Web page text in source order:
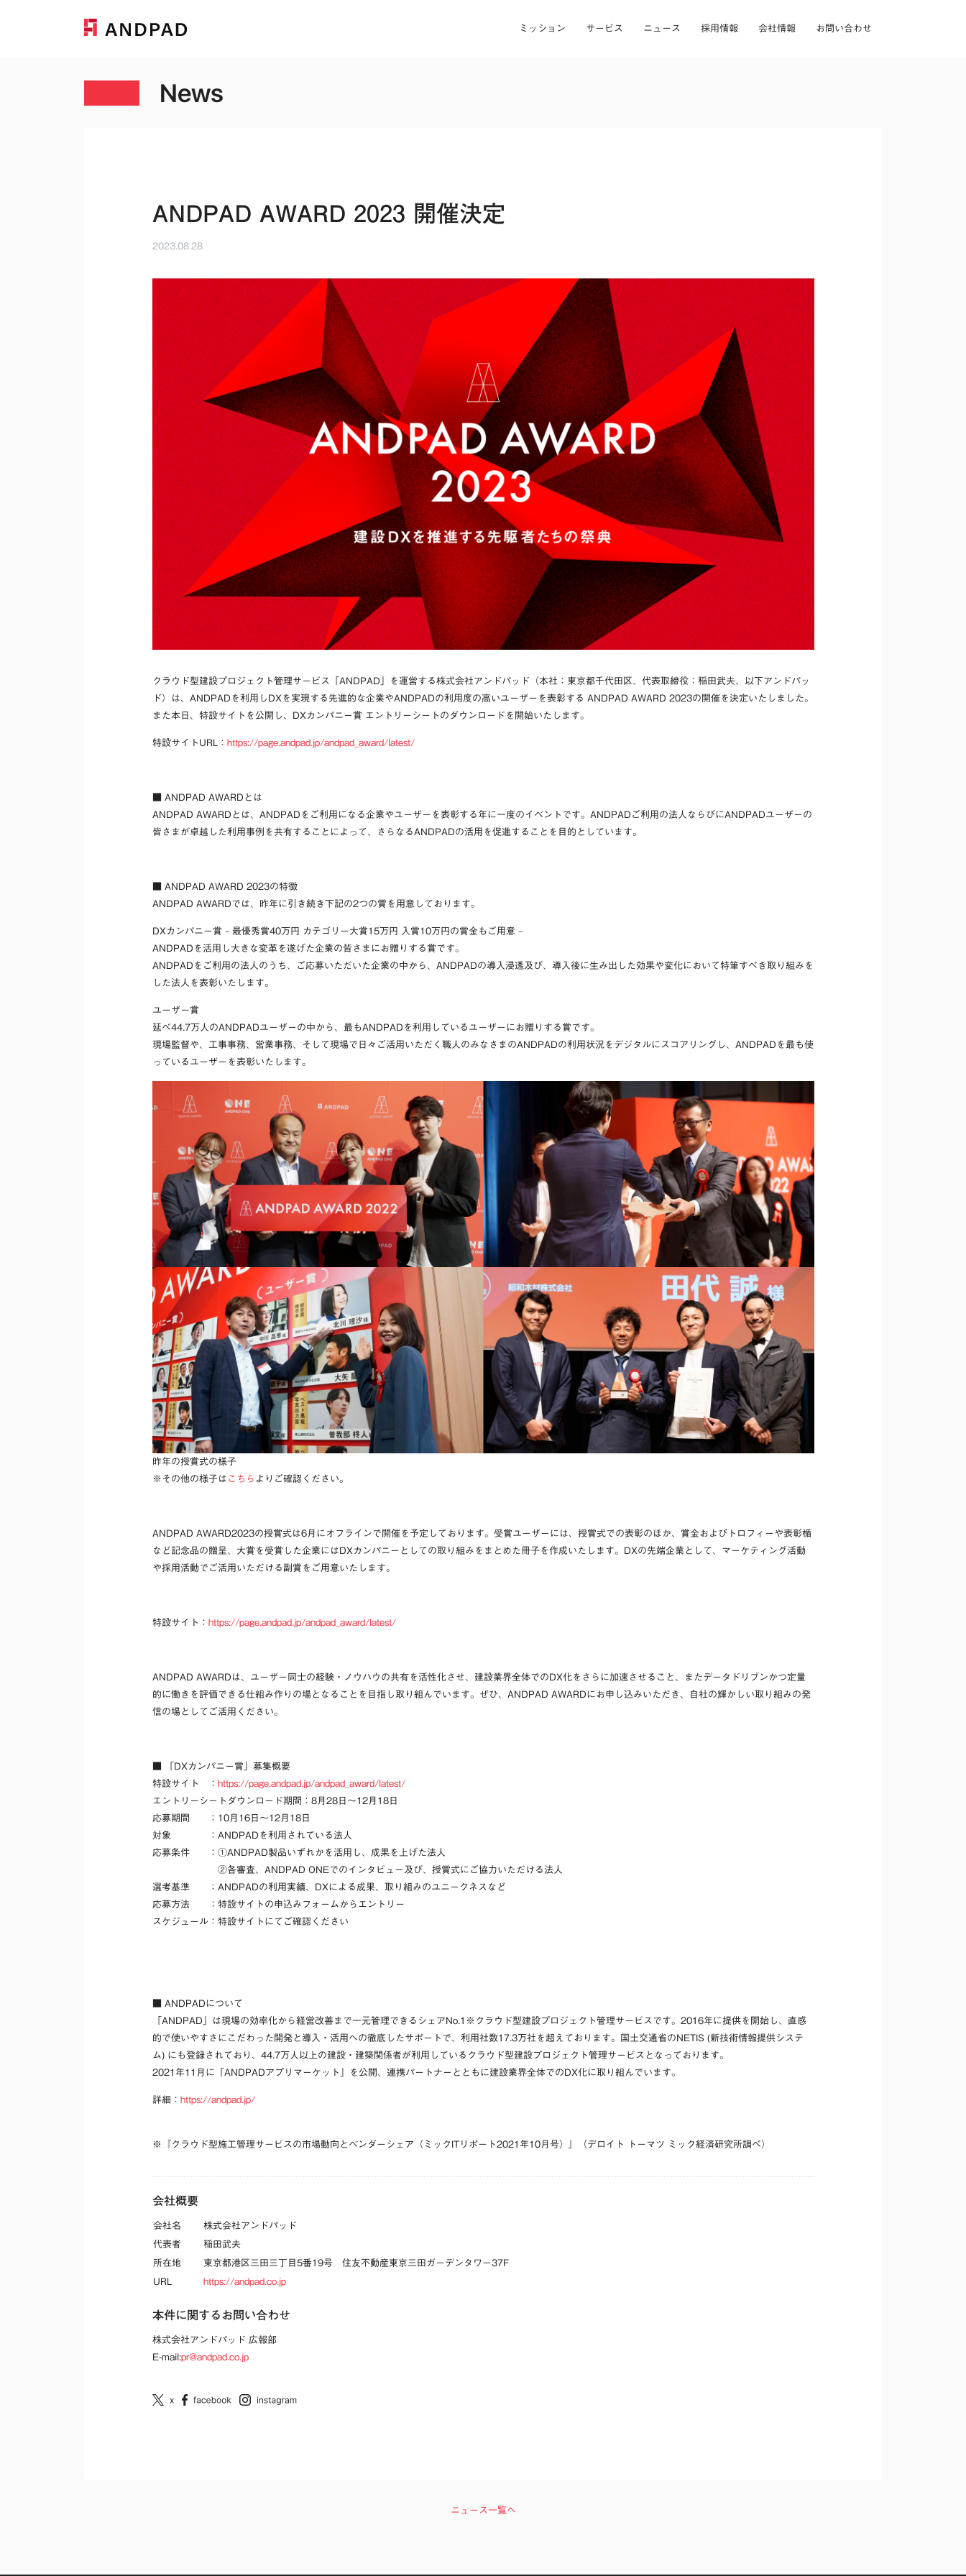
ミッション サービス ニュース 採用情報 会社情報 お問い合わせ
News
ANDPAD AWARD 2023 開催決定
2023.08.28
クラウド型建設プロジェクト管理サービス「ANDPAD」を運営する株式会社アンドパッド（本社：東京都千代田区、代表取締役：稲田武夫、以下アンドパッ
ド）は、ANDPADを利用しDXを実現する先進的な企業やANDPADの利用度の高いユーザーを表彰する ANDPAD AWARD 2023の開催を決定いたしました。
また本日、特設サイトを公開し、DXカンパニー賞 エントリーシートのダウンロードを開始いたします。
特設サイトURL： https://page.andpad.jp/andpad_award/latest/
■ ANDPAD AWARDとは
ANDPAD AWARDとは、ANDPADをご利用になる企業やユーザーを表彰する年に一度のイベントです。ANDPADご利用の法人ならびにANDPADユーザーの
皆さまが卓越した利用事例を共有することによって、さらなるANDPADの活用を促進することを目的としています。
■ ANDPAD AWARD 2023の特徴
ANDPAD AWARDでは、昨年に引き続き下記の2つの賞を用意しております。
DXカンパニー賞 – 最優秀賞40万円 カテゴリー大賞15万円 入賞10万円の賞金もご用意 –
ANDPADを活用し大きな変革を遂げた企業の皆さまにお贈りする賞です。
ANDPADをご利用の法人のうち、ご応募いただいた企業の中から、ANDPADの導入浸透及び、導入後に生み出した効果や変化において特筆すべき取り組みを
した法人を表彰いたします。
ユーザー賞
延べ44.7万人のANDPADユーザーの中から、最もANDPADを利用しているユーザーにお贈りする賞です。
現場監督や、工事事務、営業事務、そして現場で日々ご活用いただく職人のみなさまのANDPADの利用状況をデジタルにスコアリングし、ANDPADを最も使
っているユーザーを表彰いたします。
昨年の授賞式の様子
※その他の様子は こちら よりご確認ください。
ANDPAD AWARD2023の授賞式は6月にオフラインで開催を予定しております。受賞ユーザーには、授賞式での表彰のほか、賞金およびトロフィーや表彰楯
など記念品の贈呈、大賞を受賞した企業にはDXカンパニーとしての取り組みをまとめた冊子を作成いたします。DXの先端企業として、マーケティング活動
や採用活動でご活用いただける副賞をご用意いたします。
特設サイト： https://page.andpad.jp/andpad_award/latest/
ANDPAD AWARDは、ユーザー同士の経験・ノウハウの共有を活性化させ、建設業界全体でのDX化をさらに加速させること、またデータドリブンかつ定量
的に働きを評価できる仕組み作りの場となることを目指し取り組んでいます。ぜひ、ANDPAD AWARDにお申し込みいただき、自社の輝かしい取り組みの発
信の場としてご活用ください。
■ 「DXカンパニー賞」募集概要
特設サイト ： https://page.andpad.jp/andpad_award/latest/
エントリーシートダウンロード期間：8月28日〜12月18日
応募期間 ：10月16日〜12月18日
対象 ：ANDPADを利用されている法人
応募条件 ： ①ANDPAD製品いずれかを活用し、成果を上げた法人
②各審査、ANDPAD ONEでのインタビュー及び、授賞式にご協力いただける法人
選考基準 ：ANDPADの利用実績、DXによる成果、取り組みのユニークネスなど
応募方法 ： 特設サイトの申込みフォームからエントリー
スケジュール：特設サイトにてご確認ください
ANDPADについて
「ANDPAD」は現場の効率化から経営改善まで一元管理できるシェアNo.1 ※ クラウド型建設プロジェクト管理サービスです。2016年に提供を開始し、直感
的で使いやすさにこだわった開発と導入・活用への徹底したサポートで、利用社数17.3万社を超えております。国土交通省のNETIS (新技術情報提供システ
ム) にも登録されており、44.7万人以上の建設・建築関係者が利用しているクラウド型建設プロジェクト管理サービスとなっております。
2021年11月に「ANDPADアプリマーケット」を公開、連携パートナーとともに建設業界全体でのDX化に取り組んでいます。
詳細： https://andpad.jp/
※ 『クラウド型施工管理サービスの市場動向とベンダーシェア（ミックITリポート2021年10月号）』（デロイト トーマツ ミック経済研究所調べ）
会社概要
会社名
株式会社アンドパッド
代表者
稲田武夫
所在地
東京都港区三田三丁目5番19号 住友不動産東京三田ガーデンタワー37F
URL
https://andpad.co.jp
本件に関するお問い合わせ
株式会社アンドパッド 広報部
E-mail:pr@andpad.co.jp
ニュース一覧へ